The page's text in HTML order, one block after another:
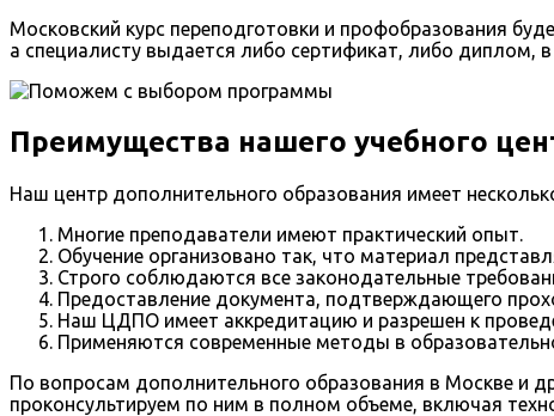
Московский курс переподготовки и профобразования
а специалисту выдается либо сертификат, либо диплом,
Преимущества нашего учебного
Наш центр дополнительного образования имеет
Многие преподаватели имеют практический опыт.
Обучение организовано так, что материал
Строго соблюдаются все законодательные
Предоставление документа, подтверждающего
Наш ЦДПО имеет аккредитацию и разрешен к
Применяются современные методы в
По вопросам дополнительного образования в Москве и
проконсультируем по ним в полном объеме, включая